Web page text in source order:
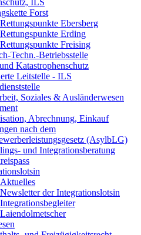
ILS
Forst
Rettungspunkte Ebersberg
Rettungspunkte Erding
Rettungspunkte Freising
Techn.-Betriebsstelle
Katastrophenschutz
Leitstelle - ILS
Soziales & Ausländerwesen
Abrechnung, Einkauf
nach dem
(AsylbLG)
und Integrationsberatung
Aktuelles
Newsletter der Integrationslotsin
Integrationsbegleiter
Laiendolmetscher